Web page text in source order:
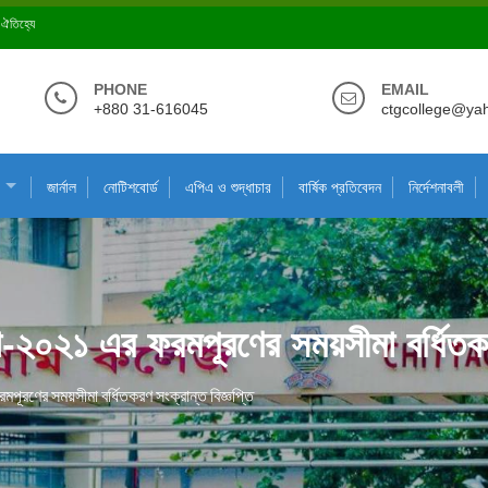
ঐতিহ্যে
PHONE
+880 31-616045
EMAIL
জার্নাল নোটিশবোর্ড এপিএ ও শুদ্ধাচার বার্ষিক প্রতিবেদন নির্দেশনাবলী
২০২১ এর ফরমপূরণের সময়সীমা
সময়সীমা বর্ধিতকরণ সংক্রান্ত বিজ্ঞপ্তি